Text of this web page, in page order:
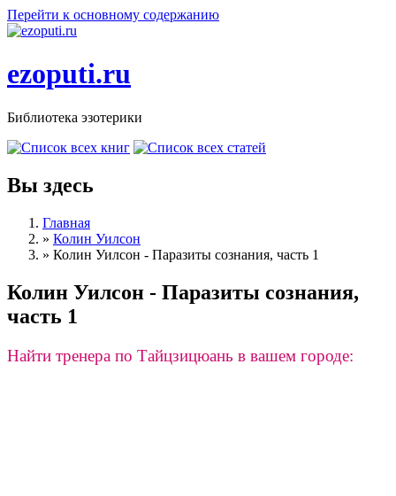
Перейти к основному содержанию
ezoputi.ru
Библиотека эзотерики
Вы здесь
Главная
» Колин Уилсон
» Колин Уилсон - Паразиты сознания, часть 1
Колин Уилсон - Паразиты сознания,
часть 1
Найти тренера по Тайцзицюань в вашем городе: